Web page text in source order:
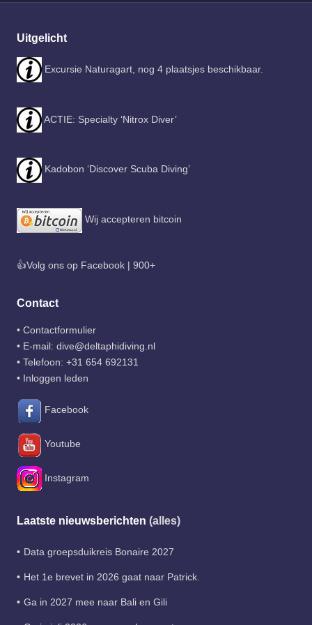
Uitgelicht
Excursie Naturagart, nog 4 plaatsjes beschikbaar.
ACTIE: Specialty ‘Nitrox Diver’
Kadobon ‘Discover Scuba Diving’
Wij accepteren bitcoin
👍Volg ons op Facebook | 900+
Contact
• Contactformulier
• E-mail: dive@deltaphidiving.nl
• Telefoon: +31 654 692131
• Inloggen leden
Facebook
Youtube
Instagram
Laatste nieuwsberichten (alles)
Data groepsduikreis Bonaire 2027
Het 1e brevet in 2026 gaat naar Patrick.
Ga in 2027 mee naar Bali en Gili